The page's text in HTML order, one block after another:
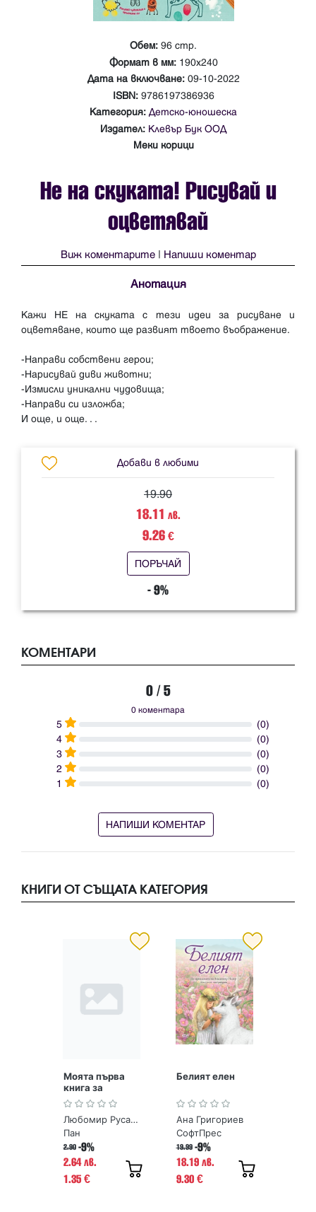
Обем: 96 стр.
Формат в мм: 190х240
Дата на включване: 09-10-2022
ISBN: 9786197386936
Категория: Детско-юношеска
Издател: Клевър Бук ООД
Меки корици
Не на скуката! Рисувай и
оцветявай
Виж коментарите | Напиши коментар
Анотация
Кажи НЕ на скуката с тези идеи за рисуване и
оцветяване, които ще развият твоето въображение.
-Направи собствени герои;
-Нарисувай диви животни;
-Измисли уникални чудовища;
-Направи си изложба;
Добави в любими
19.90
18.11 лв.
9.26€
ПОРЪЧАЙ
- 9%
КОМЕНТАРИ
0 / 5
0 коментара
5
(0)
4
(0)
3
(0)
2
(0)
1
(0)
НАПИШИ КОМЕНТАР
КНИГИ ОТ СЪЩАТА КАТЕГОРИЯ
Моята първа
книга за
древните
чудеса на
България
Любомир Русанов
Пан
2.90 -9%
2.64 лв.
1.35 €
Белият елен
Ана Григориев
СофтПрес
19.99 -9%
18.19 лв.
9.30 €